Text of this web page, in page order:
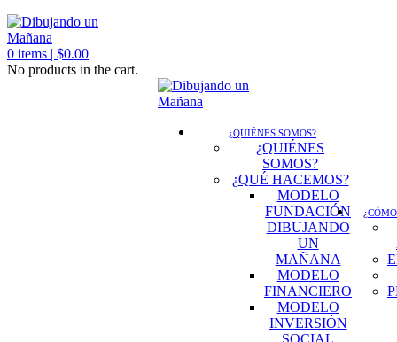
0 items | $0.00
No products in the cart.
¿QUIÉNES SOMOS?
¿QUIÉNES
SOMOS?
¿QUÉ HACEMOS?
MODELO
FUNDACIÓN
DIBUJANDO
UN
MAÑANA
MODELO
FINANCIERO
MODELO
INVERSIÓN
SOCIAL